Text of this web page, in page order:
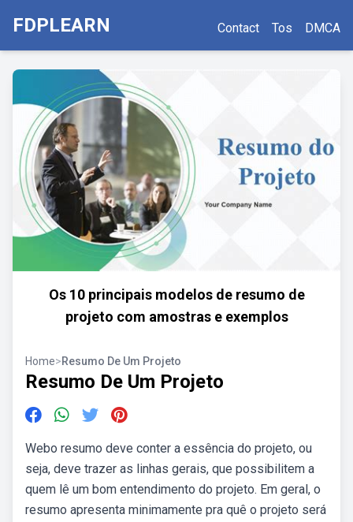
FDPLEARN Contact Tos DMCA
Os 10 principais modelos de resumo de
projeto com amostras e exemplos
Home>Resumo De Um Projeto
Resumo De Um Projeto
Webo resumo deve conter a essência do projeto, ou
seja, deve trazer as linhas gerais, que possibilitem a
quem lê um bom entendimento do projeto. Em geral, o
resumo apresenta minimamente pra quê o projeto será